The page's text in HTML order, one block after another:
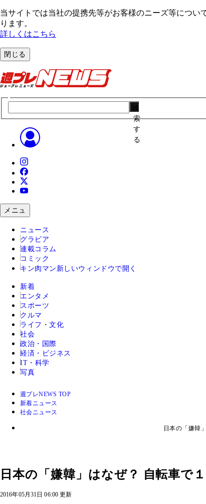
当サイトでは当社の提携先等がお客様のニーズ等につい
ります。
詳しくはこちら
閉じる
索
す
る
メニュ
ニュース
グラビア
連載コラム
コミック
キン肉マン 新しいウィンドウで開く
新着
エンタメ
スポーツ
クルマ
ライフ・文化
社会
政治・国際
経済・ビジネス
IT・科学
写真
週プレNEWS TOP
新着ニュース
社会ニュース
日本の「嫌韓
日本の「嫌韓」はなぜ？ 自転車で
2016年05月31日 06:00 更新